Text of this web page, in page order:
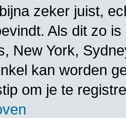
zeker juist,
Als dit zo
New York,
kan worden
om je te